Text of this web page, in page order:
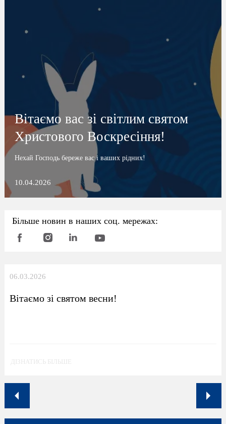
Вітаємо вас зі світлим святом
Христового Воскресіння!
Нехай Господь береже вас і ваших рідних!
10.04.2026
Більше новин в наших соц. мережах:
06.03.2026
Вітаємо зі святом весни!
ДІЗНАТИСЬ БІЛЬШЕ